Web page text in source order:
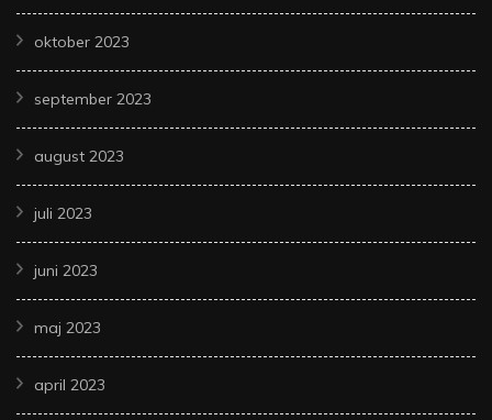
oktober 2023
september 2023
august 2023
juli 2023
juni 2023
maj 2023
april 2023